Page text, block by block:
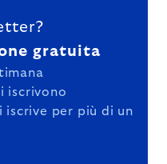
gratuita
iscrivono
iscrive per più di un